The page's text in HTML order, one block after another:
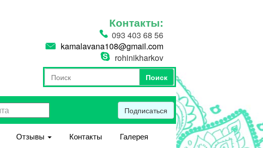
Контакты:
093 403 68 56
kamalavana108@gmail.com
rohinikharkov
Форма поиска
Поиск
Поиск
Подписаться
Отзывы Контакты Галерея